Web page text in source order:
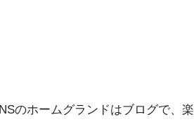
のホームグランドはブログで、楽